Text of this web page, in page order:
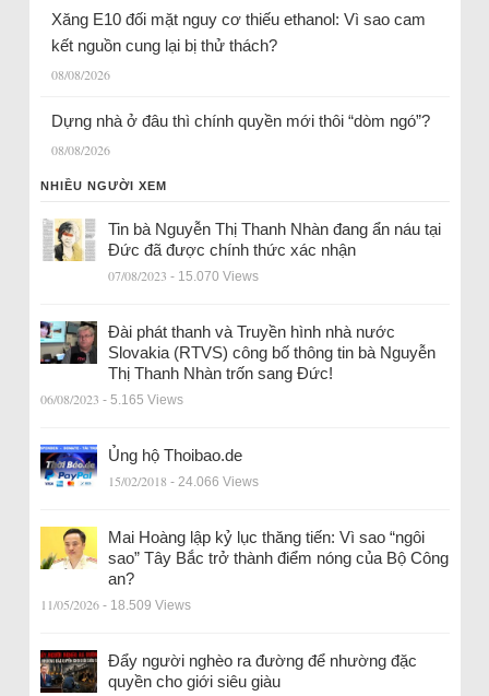
Xăng E10 đối mặt nguy cơ thiếu ethanol: Vì sao cam
kết nguồn cung lại bị thử thách?
08/08/2026
Dựng nhà ở đâu thì chính quyền mới thôi “dòm ngó”?
08/08/2026
NHIỀU NGƯỜI XEM
Tin bà Nguyễn Thị Thanh Nhàn đang ẩn náu tại
Đức đã được chính thức xác nhận
07/08/2023 - 15.070 Views
Đài phát thanh và Truyền hình nhà nước
Slovakia (RTVS) công bố thông tin bà Nguyễn
Thị Thanh Nhàn trốn sang Đức!
06/08/2023 - 5.165 Views
Ủng hộ Thoibao.de
15/02/2018 - 24.066 Views
Mai Hoàng lập kỷ lục thăng tiến: Vì sao “ngôi
sao” Tây Bắc trở thành điểm nóng của Bộ Công
an?
11/05/2026 - 18.509 Views
Đẩy người nghèo ra đường để nhường đặc
quyền cho giới siêu giàu